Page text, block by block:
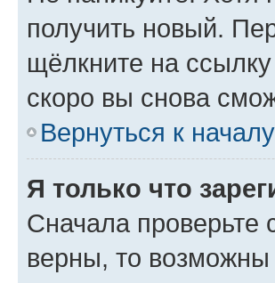
получить новый.
щёлкните на ссылку
скоро вы снова
Вернуться к началу
Я только что
Сначала проверьте
верны, то